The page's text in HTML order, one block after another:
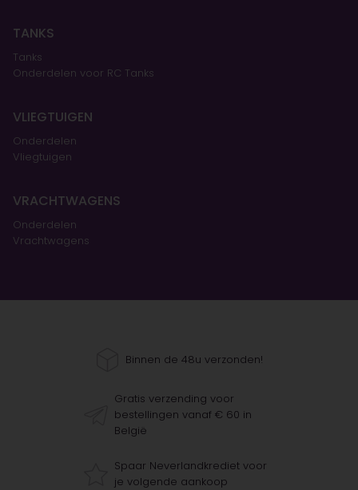
TANKS
Tanks
Onderdelen voor RC Tanks
VLIEGTUIGEN
Onderdelen
Vliegtuigen
VRACHTWAGENS
Onderdelen
Vrachtwagens
Binnen de 48u verzonden!
Gratis verzending voor
bestellingen vanaf € 60 in
België
Spaar Neverlandkrediet voor
je volgende aankoop